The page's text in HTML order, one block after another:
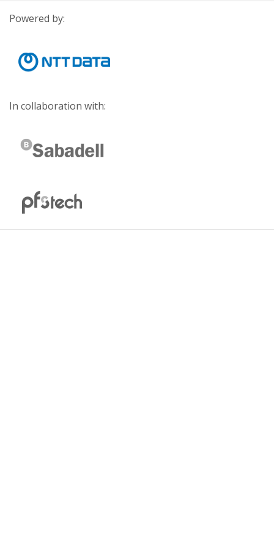
Powered by:
In collaboration with: